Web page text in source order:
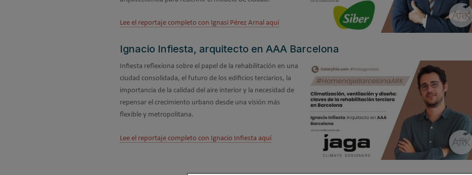
Lee el reportaje completo con Ignasi Pérez Arnal aquí
Ignacio Infiesta, arquitecto en AAA Barcelona
Infiesta reflexiona sobre el papel de la rehabilitación en una
ciudad consolidada, el futuro de los edificios terciarios, la
importancia de la calidad del aire interior y la necesidad de
repensar el crecimiento urbano desde una visión más
flexible y metropolitana.
Lee el reportaje completo con Ignacio Infiesta aquí